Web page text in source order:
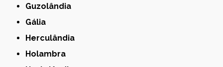
Guzolândia
Gália
Herculândia
Holambra